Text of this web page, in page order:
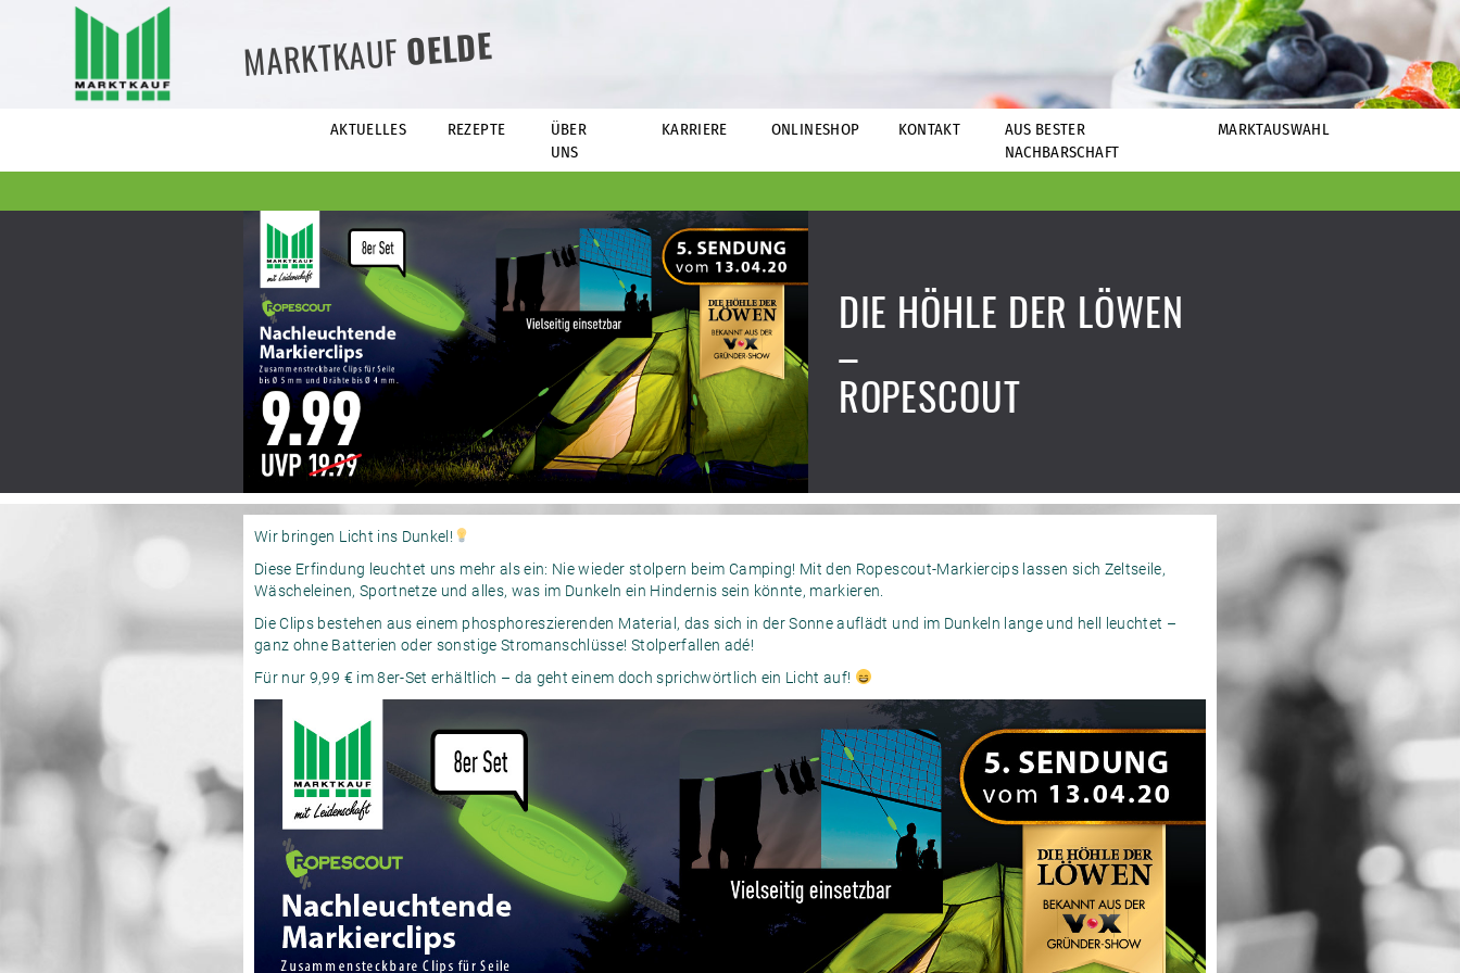
MARKTKAUFOELDE
AKTUELLES REZEPTE
ÜBER
UNS
KARRIERE ONLINESHOP KONTAKT
AUS BESTER
NACHBARSCHAFT
MARKTAUSWAHL
DIE HÖHLE DER LÖWEN
–
ROPESCOUT
Wir bringen Licht ins Dunkel!
Diese Erfindung leuchtet uns mehr als ein: Nie wieder stolpern beim Camping! Mit den Ropescout-Markiercips lassen sich Zeltseile,
Wäscheleinen, Sportnetze und alles, was im Dunkeln ein Hindernis sein könnte, markieren.
Die Clips bestehen aus einem phosphoreszierenden Material, das sich in der Sonne auflädt und im Dunkeln lange und hell leuchtet –
ganz ohne Batterien oder sonstige Stromanschlüsse! Stolperfallen adé!
Für nur 9,99 € im 8er-Set erhältlich – da geht einem doch sprichwörtlich ein Licht auf!